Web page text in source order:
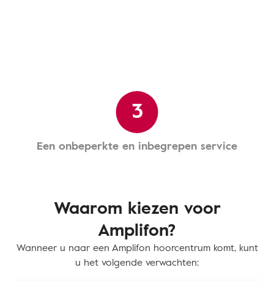
3
Een onbeperkte en inbegrepen service
Waarom kiezen voor
Amplifon?
Wanneer u naar een Amplifon hoorcentrum komt, kunt
u het volgende verwachten: